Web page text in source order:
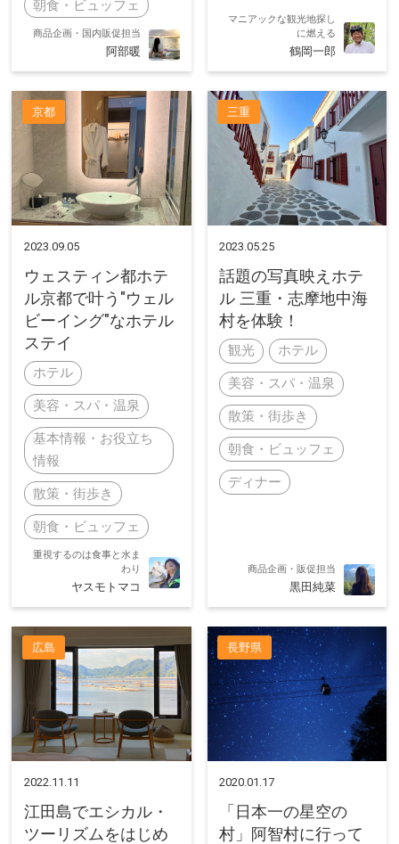
朝食・ビュッフェ
商品企画・国内販促担当
阿部暖
マニアックな観光地探し
に燃える
鶴岡一郎
京都
2023.09.05
ウェスティン都ホテ
ル京都で叶う"ウェル
ビーイング"なホテル
ステイ
ホテル
美容・スパ・温泉
基本情報・お役立ち
情報
散策・街歩き
朝食・ビュッフェ
重視するのは食事と水ま
わり
ヤスモトマコ
三重
2023.05.25
話題の写真映えホテ
ル 三重・志摩地中海
村を体験！
観光 ホテル
美容・スパ・温泉
散策・街歩き
朝食・ビュッフェ
ディナー
商品企画・販促担当
黒田純菜
広島
2022.11.11
江田島でエシカル・
ツーリズムをはじめ
長野県
2020.01.17
「日本一の星空の
村」阿智村に行って